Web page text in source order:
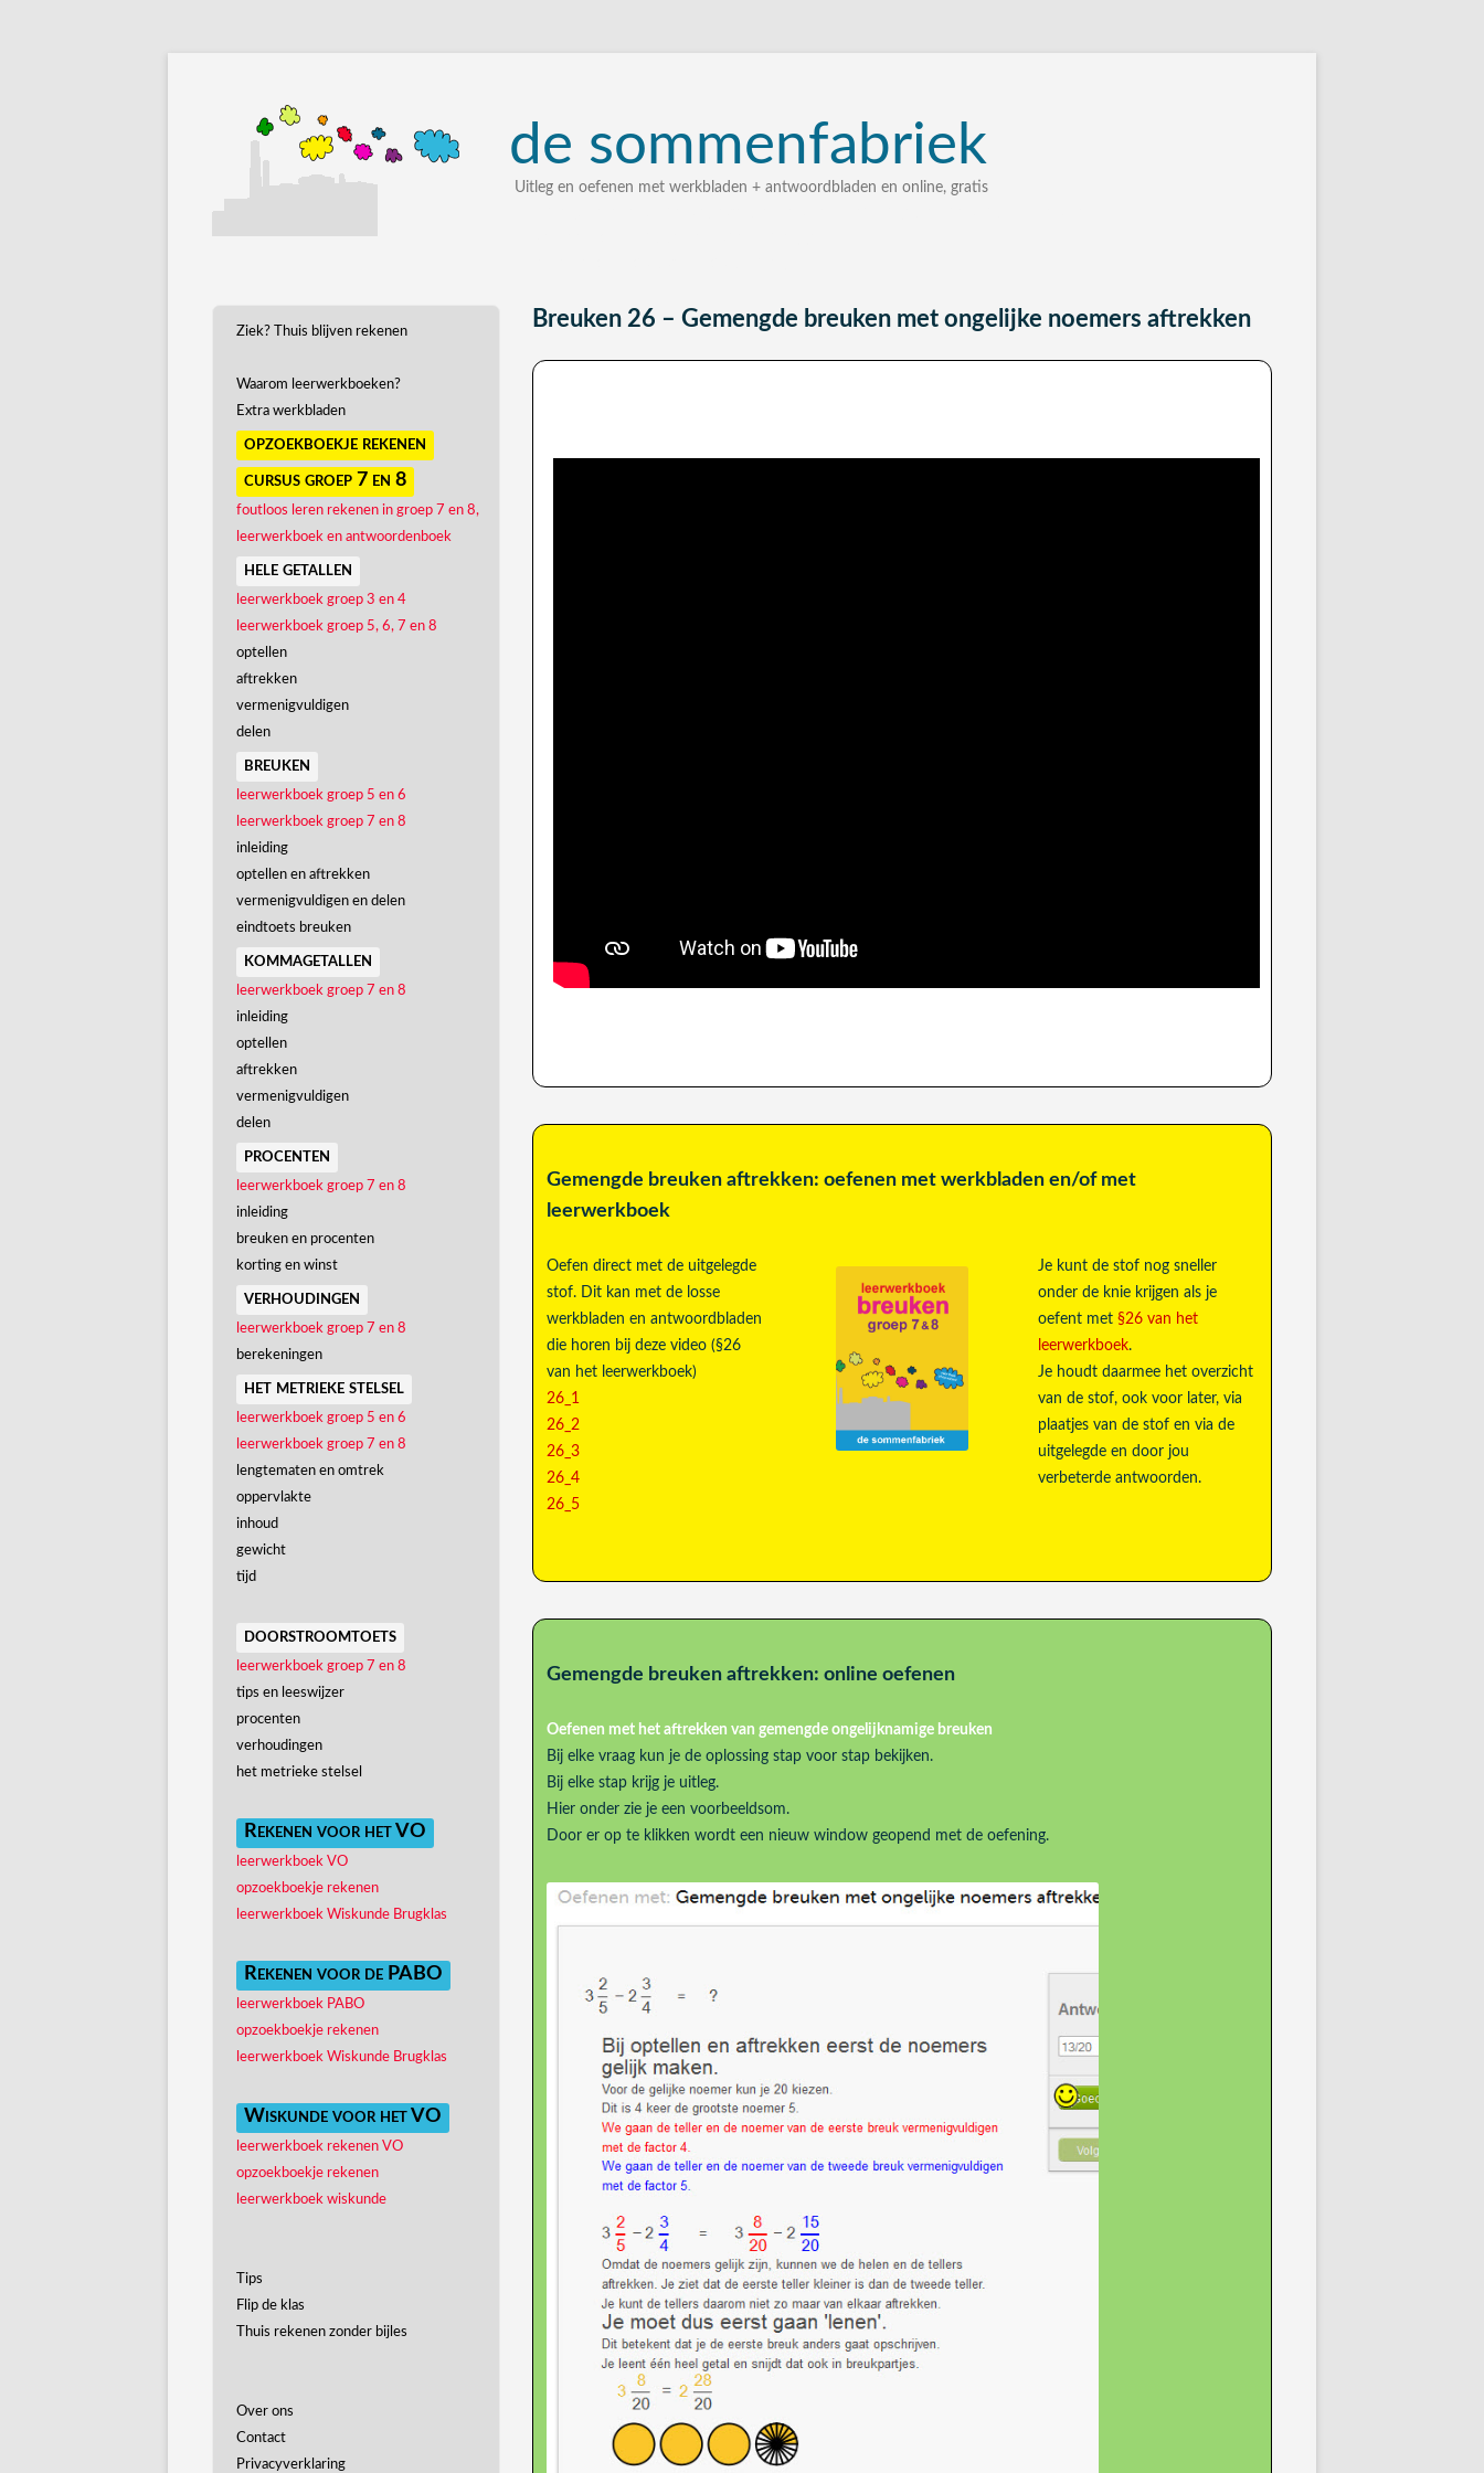
de sommenfabriek
Uitleg en oefenen met werkbladen + antwoordbladen en online, gratis
Breuken 26 – Gemengde breuken met ongelijke noemers aftrekken
Gemengde breuken aftrekken: oefenen met werkbladen en/of met
leerwerkboek
Oefen direct met de uitgelegde
stof. Dit kan met de losse
werkbladen en antwoordbladen
die horen bij deze video (§26
van het leerwerkboek)
26_1
26_2
26_3
26_4
26_5
Je kunt de stof nog sneller
onder de knie krijgen als je
oefent met §26 van het
leerwerkboek.
Je houdt daarmee het overzicht
van de stof, ook voor later, via
plaatjes van de stof en via de
uitgelegde en door jou
verbeterde antwoorden.
Gemengde breuken aftrekken: online oefenen
Oefenen met het aftrekken van gemengde ongelijknamige breuken
Bij elke vraag kun je de oplossing stap voor stap bekijken.
Bij elke stap krijg je uitleg.
Hier onder zie je een voorbeeldsom.
Door er op te klikken wordt een nieuw window geopend met de oefening.
Ziek? Thuis blijven rekenen
Waarom leerwerkboeken?
Extra werkbladen
opzoekboekje rekenen
cursus groep 7 en 8
foutloos leren rekenen in groep 7 en 8,
leerwerkboek en antwoordenboek
hele getallen
leerwerkboek groep 3 en 4
leerwerkboek groep 5, 6, 7 en 8
optellen
aftrekken
vermenigvuldigen
delen
breuken
leerwerkboek groep 5 en 6
leerwerkboek groep 7 en 8
inleiding
optellen en aftrekken
vermenigvuldigen en delen
eindtoets breuken
kommagetallen
leerwerkboek groep 7 en 8
inleiding
optellen
aftrekken
vermenigvuldigen
delen
procenten
leerwerkboek groep 7 en 8
inleiding
breuken en procenten
korting en winst
verhoudingen
leerwerkboek groep 7 en 8
berekeningen
het metrieke stelsel
leerwerkboek groep 5 en 6
leerwerkboek groep 7 en 8
lengtematen en omtrek
oppervlakte
inhoud
gewicht
tijd
doorstroomtoets
leerwerkboek groep 7 en 8
tips en leeswijzer
procenten
verhoudingen
het metrieke stelsel
Rekenen voor het VO
leerwerkboek VO
opzoekboekje rekenen
leerwerkboek Wiskunde Brugklas
Rekenen voor de PABO
leerwerkboek PABO
opzoekboekje rekenen
leerwerkboek Wiskunde Brugklas
Wiskunde voor het VO
leerwerkboek rekenen VO
opzoekboekje rekenen
leerwerkboek wiskunde
Tips
Flip de klas
Thuis rekenen zonder bijles
Over ons
Contact
Privacyverklaring